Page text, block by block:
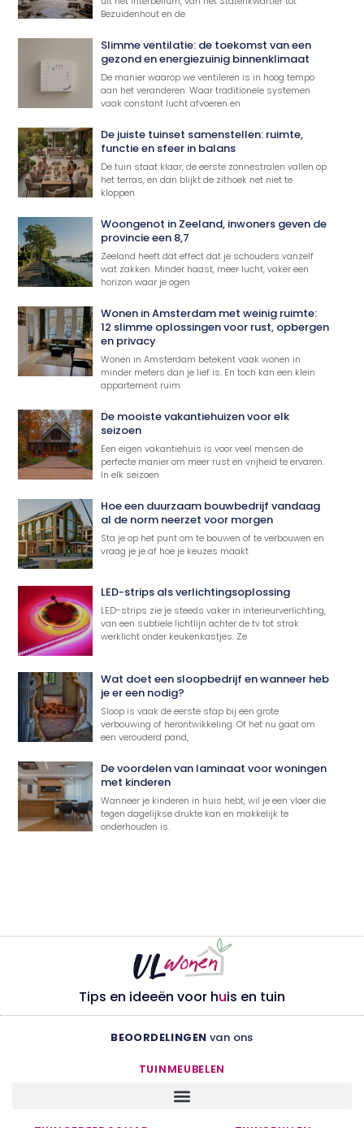
Bezuidenhout en de
Slimme ventilatie: de toekomst van een
gezond en energiezuinig binnenklimaat
De manier waarop we ventileren is in hoog tempo
aan het veranderen. Waar traditionele systemen
vaak constant lucht afvoeren en
De juiste tuinset samenstellen: ruimte,
functie en sfeer in balans
De tuin staat klaar, de eerste zonnestralen vallen op
het terras, en dan blijkt de zithoek net niet te
kloppen.
Woongenot in Zeeland, inwoners geven de
provincie een 8,7
Zeeland heeft dat effect dat je schouders vanzelf
wat zakken. Minder haast, meer lucht, vaker een
horizon waar je ogen
Wonen in Amsterdam met weinig ruimte:
12 slimme oplossingen voor rust, opbergen
en privacy
Wonen in Amsterdam betekent vaak wonen in
minder meters dan je lief is. En toch kan een klein
appartement ruim
De mooiste vakantiehuizen voor elk
seizoen
Een eigen vakantiehuis is voor veel mensen de
perfecte manier om meer rust en vrijheid te ervaren.
In elk seizoen
Hoe een duurzaam bouwbedrijf vandaag
al de norm neerzet voor morgen
Sta je op het punt om te bouwen of te verbouwen en
vraag je je af hoe je keuzes maakt
LED-strips als verlichtingsoplossing
LED-strips zie je steeds vaker in interieurverlichting,
van een subtiele lichtlijn achter de tv tot strak
werklicht onder keukenkastjes. Ze
Wat doet een sloopbedrijf en wanneer heb
je er een nodig?
Sloop is vaak de eerste stap bij een grote
verbouwing of herontwikkeling. Of het nu gaat om
een verouderd pand,
De voordelen van laminaat voor woningen
met kinderen
Wanneer je kinderen in huis hebt, wil je een vloer die
tegen dagelijkse drukte kan en makkelijk te
onderhouden is.
Tips en ideeën voor huis en tuin
BEOORDELINGEN van ons
TUINMEUBELEN